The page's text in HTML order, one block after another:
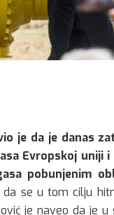
je da je danas
Evropskoj uniji
pobunjenim
se u tom cilju
je naveo da je